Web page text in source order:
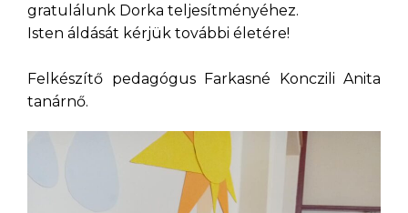
gratulálunk Dorka teljesítményéhez.
Isten áldását kérjük további életére!
Felkészítő pedagógus Farkasné Konczili Anita
tanárnő.